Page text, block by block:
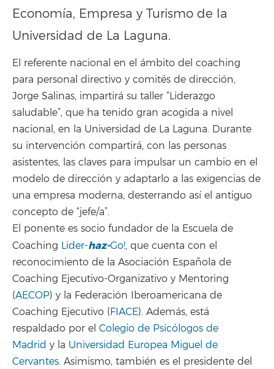
Economía, Empresa y Turismo de la
Universidad de La Laguna.
El referente nacional en el ámbito del coaching
para personal directivo y comités de dirección,
Jorge Salinas, impartirá su taller “Liderazgo
saludable”, que ha tenido gran acogida a nivel
nacional, en la Universidad de La Laguna. Durante
su intervención compartirá, con las personas
asistentes, las claves para impulsar un cambio en el
modelo de dirección y adaptarlo a las exigencias de
una empresa moderna, desterrando así el antiguo
concepto de “jefe/a”.
El ponente es socio fundador de la Escuela de
Coaching Lider-haz-Go!, que cuenta con el
reconocimiento de la Asociación Española de
Coaching Ejecutivo-Organizativo y Mentoring
(AECOP) y la Federación Iberoamericana de
Coaching Ejecutivo (FIACE). Además, está
respaldado por el Colegio de Psicólogos de
Madrid y la Universidad Europea Miguel de
Cervantes. Asimismo, también es el presidente del